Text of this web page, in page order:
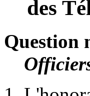
des
Question